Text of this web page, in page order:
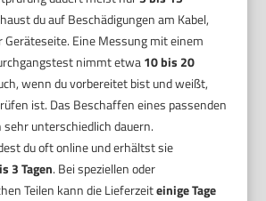
du auf Beschädigungen am Kabel,
Geräteseite. Eine Messung mit einem
nimmt etwa10 bis 20
wenn du vorbereitet bist und weißt,
ist. Das Beschaffen eines passenden
unterschiedlich dauern.
du oft online und erhältst sie
3 Tagen. Bei speziellen oder
Teilen kann die Lieferzeiteinige Tage